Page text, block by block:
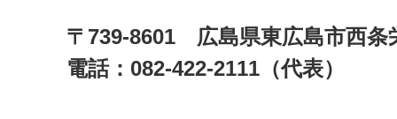
〒739-8601 広島県東広島市西
電話：082-422-2111（代表）